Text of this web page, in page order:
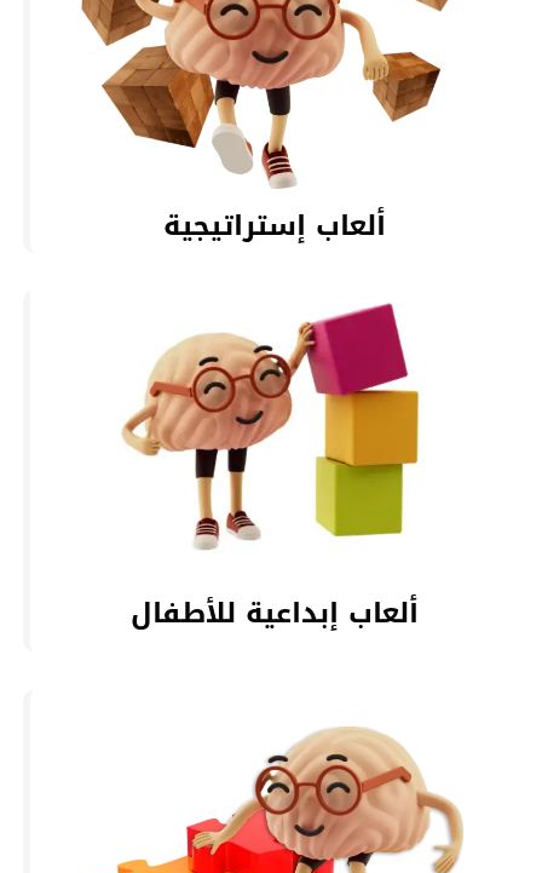
ألعاب إستراتيجية
ألعاب إبداعية للأطفال